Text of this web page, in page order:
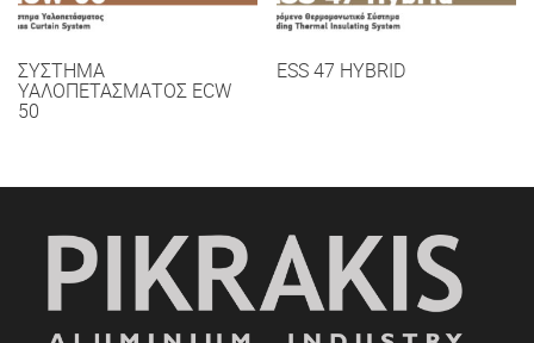
ΣΥΣΤΗΜΑ
ΥΑΛΟΠΕΤΑΣΜΑΤΟΣ ECW
50
ESS 47 HYBRID